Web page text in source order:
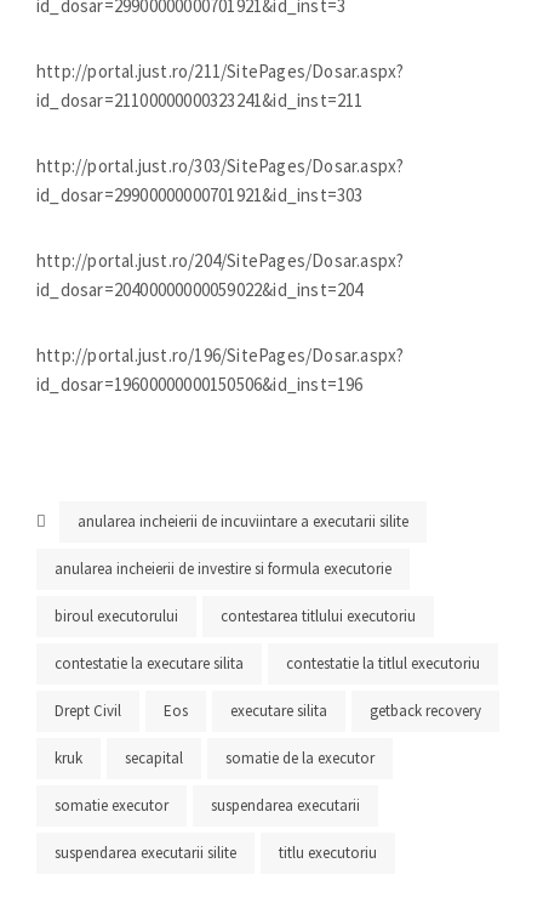
id_dosar=29900000000701921&id_inst=3
http://portal.just.ro/211/SitePages/Dosar.aspx?
id_dosar=21100000000323241&id_inst=211
http://portal.just.ro/303/SitePages/Dosar.aspx?
id_dosar=29900000000701921&id_inst=303
http://portal.just.ro/204/SitePages/Dosar.aspx?
id_dosar=20400000000059022&id_inst=204
http://portal.just.ro/196/SitePages/Dosar.aspx?
id_dosar=19600000000150506&id_inst=196
anularea incheierii de incuviintare a executarii silite
anularea incheierii de investire si formula executorie
biroul executorului contestarea titlului executoriu
contestatie la executare silita contestatie la titlul executoriu
Drept Civil Eos executare silita getback recovery
kruk secapital somatie de la executor
somatie executor suspendarea executarii
suspendarea executarii silite titlu executoriu